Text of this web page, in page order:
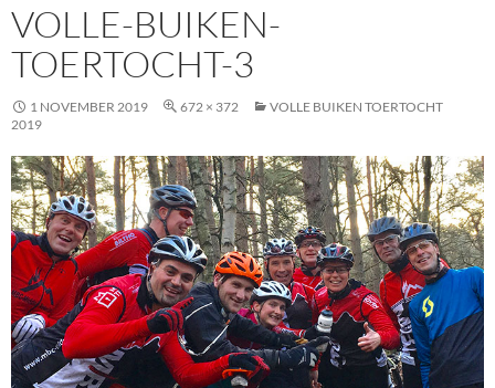
INHOUD
VOLLE-BUIKEN-
TOERTOCHT-3
1 NOVEMBER 2019 672 × 372
VOLLE BUIKEN TOERTOCHT
2019